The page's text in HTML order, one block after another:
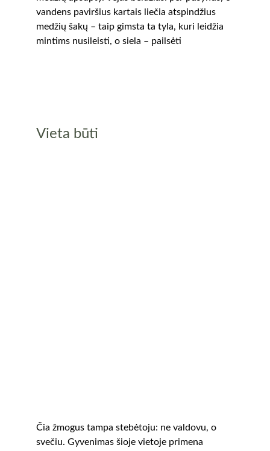
vandens paviršius kartais liečia atspindžius
medžių šakų – taip gimsta ta tyla, kuri leidžia
mintims nusileisti, o siela – pailsėti
Vieta būti
Čia žmogus tampa stebėtoju: ne valdovu, o
svečiu. Gyvenimas šioje vietoje primena